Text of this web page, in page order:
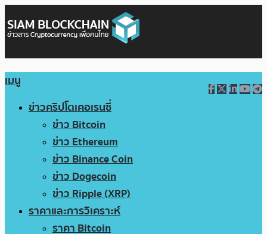
เมนู
ข่าวคริปโตเคอเรนซี่
ข่าว Bitcoin
ข่าว Ethereum
ข่าว Binance Coin
ข่าว Dogecoin
ข่าว Ripple (XRP)
ราคาและการวิเคราะห์
ราคา Bitcoin